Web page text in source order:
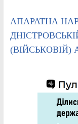
АПАРАТНА
(ВІЙСЬКОВІЙ)